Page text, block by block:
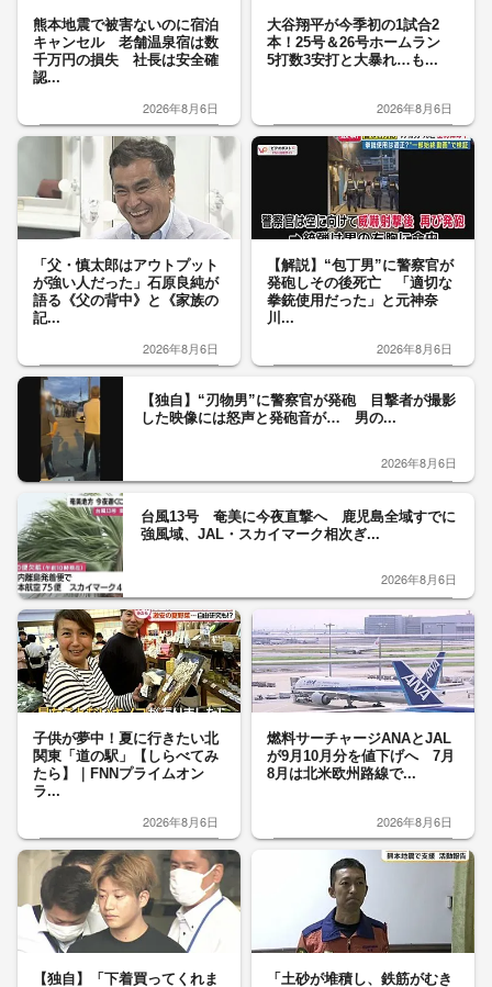
熊本地震で被害ないのに宿泊
キャンセル 老舗温泉宿は数
千万円の損失 社長は安全確
認...
2026年8月6日
大谷翔平が今季初の1試合2
本！25号＆26号ホームラン
5打数3安打と大暴れ…も...
2026年8月6日
「父・慎太郎はアウトプット
が強い人だった」石原良純が
語る《父の背中》と《家族の
記...
2026年8月6日
【解説】“包丁男”に警察官が
発砲しその後死亡 「適切な
拳銃使用だった」と元神奈
川...
2026年8月6日
【独自】“刃物男”に警察官が発砲 目撃者が撮影
した映像には怒声と発砲音が… 男の...
2026年8月6日
台風13号 奄美に今夜直撃へ 鹿児島全域すでに
強風域、JAL・スカイマーク相次ぎ...
2026年8月6日
子供が夢中！夏に行きたい北
関東「道の駅」【しらべてみ
たら】｜FNNプライムオン
ラ...
2026年8月6日
燃料サーチャージANAとJAL
が9月10月分を値下げへ 7月
8月は北米欧州路線で...
2026年8月6日
【独自】「下着買ってくれま
「土砂が堆積し、鉄筋がむき